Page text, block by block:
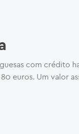
com crédito
euros. Um valor